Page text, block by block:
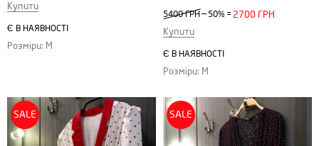
Купити
Є В НАЯВНОСТІ
Розміри: M
5400 ГРН— 50% = 2700 ГРН
Купити
Є В НАЯВНОСТІ
Розміри: M
SALE SALE